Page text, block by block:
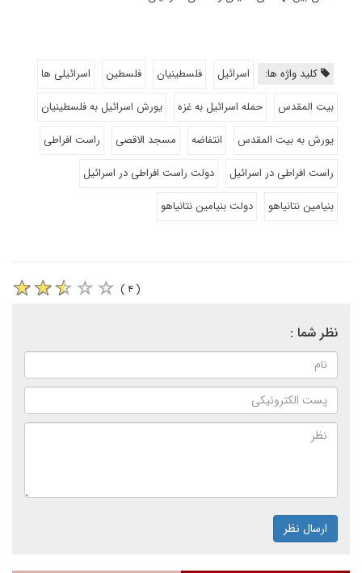
کلید واژه ها: اسرائیل فلسطینیان فلسطین
اسرائیلی ها
بیت المقدس
حمله اسرائیل به غزه
یورش اسرائیل به فلسطینیان
یورش به بیت المقدس
انتفاضه مسجد الاقصی
راست افراطی
راست افراطی در اسرائیل
دولت راست افراطی در اسرائیل
بنیامین نتانیاهو
دولت بنیامین نتانیاهو
( ۴ )
نظر شما :
ارسال نظر